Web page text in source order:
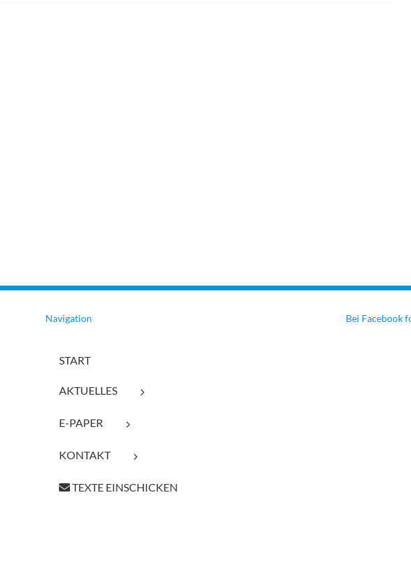
Navigation
START
AKTUELLES
E-PAPER
KONTAKT
TEXTE EINSCHICKEN
Bei Facebook